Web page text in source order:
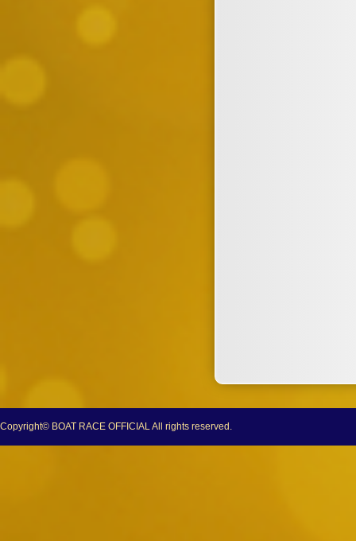
Copyright© BOAT RACE OFFICIAL All rights reserved.